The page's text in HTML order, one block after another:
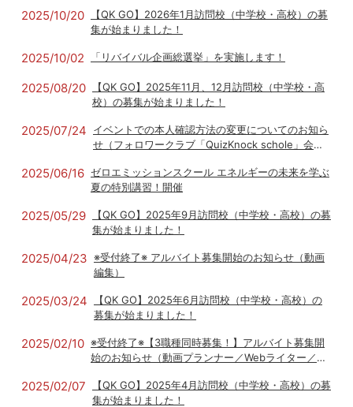
2025/10/20
【QK GO】2026年1月訪問校（中学校・高校）の募
集が始まりました！
2025/10/02 「リバイバル企画総選挙」を実施します！
2025/08/20
【QK GO】2025年11月、12月訪問校（中学校・高
校）の募集が始まりました！
2025/07/24
イベントでの本人確認方法の変更についてのお知ら
せ（フォロワークラブ「QuizKnock schole」会員
2025/06/16 ゼロエミッションスクール エネルギーの未来を学ぶ
夏の特別講習！開催
2025/05/29
【QK GO】2025年9月訪問校（中学校・高校）の募
集が始まりました！
2025/04/23 ※受付終了※ アルバイト募集開始のお知らせ（動画
編集）
2025/03/24
【QK GO】2025年6月訪問校（中学校・高校）の
募集が始まりました！
2025/02/10 ※受付終了※【3職種同時募集！】アルバイト募集開
始のお知らせ（動画プランナー／Webライター／進
2025/02/07
【QK GO】2025年4月訪問校（中学校・高校）の募
集が始まりました！